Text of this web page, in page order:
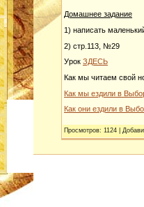
Домашнее задание
1) написать
2) стр.113, №29
Урок ЗДЕСЬ
Как мы читаем свой
Как мы ездили в
Как они ездили в
Просмотров: 1124